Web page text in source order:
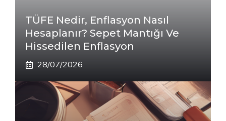
TÜFE Nedir, Enflasyon Nasıl
Hesaplanır? Sepet Mantığı Ve
Hissedilen Enflasyon
28/07/2026